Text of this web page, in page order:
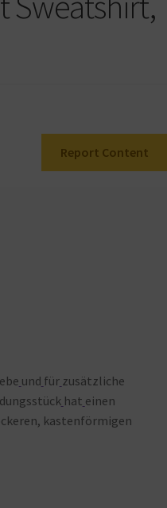
Report Content
und für zusätzliche
hat einen
kastenförmigen